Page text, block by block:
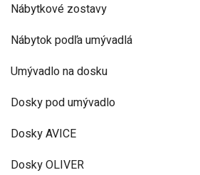
Nábytkové zostavy
Nábytok podľa umývadlá
Umývadlo na dosku
Dosky pod umývadlo
Dosky AVICE
Dosky OLIVER